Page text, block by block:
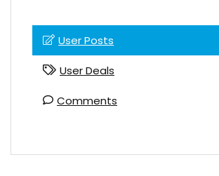
User Posts
User Deals
Comments